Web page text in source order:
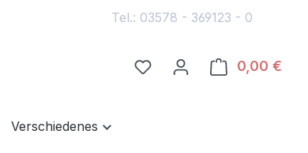
Tel.: 03578 - 369123 - 0
Du hast 0 Produkte auf
0,00 €
Verschiedenes